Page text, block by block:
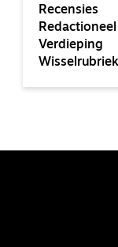
Recensies
Redactioneel
Verdieping
Wisselrubriek